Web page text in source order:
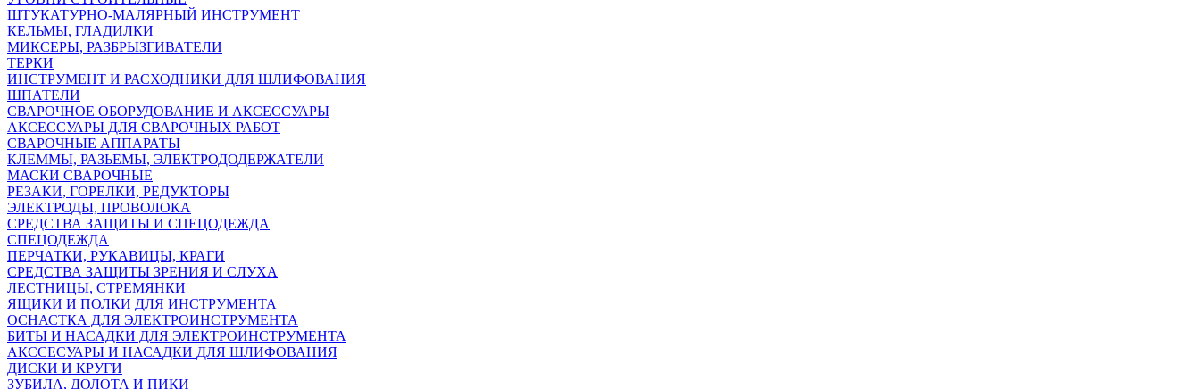
ШТУКАТУРНО-МАЛЯРНЫЙ ИНСТРУМЕНТ
КЕЛЬМЫ, ГЛАДИЛКИ
МИКСЕРЫ, РАЗБРЫЗГИВАТЕЛИ
ТЕРКИ
ИНСТРУМЕНТ И РАСХОДНИКИ ДЛЯ ШЛИФОВАНИЯ
ШПАТЕЛИ
СВАРОЧНОЕ ОБОРУДОВАНИЕ И АКСЕССУАРЫ
АКСЕССУАРЫ ДЛЯ СВАРОЧНЫХ РАБОТ
СВАРОЧНЫЕ АППАРАТЫ
КЛЕММЫ, РАЗЬЕМЫ, ЭЛЕКТРОДОДЕРЖАТЕЛИ
МАСКИ СВАРОЧНЫЕ
РЕЗАКИ, ГОРЕЛКИ, РЕДУКТОРЫ
ЭЛЕКТРОДЫ, ПРОВОЛОКА
СРЕДСТВА ЗАЩИТЫ И СПЕЦОДЕЖДА
СПЕЦОДЕЖДА
ПЕРЧАТКИ, РУКАВИЦЫ, КРАГИ
СРЕДСТВА ЗАЩИТЫ ЗРЕНИЯ И СЛУХА
ЛЕСТНИЦЫ, СТРЕМЯНКИ
ЯЩИКИ И ПОЛКИ ДЛЯ ИНСТРУМЕНТА
ОСНАСТКА ДЛЯ ЭЛЕКТРОИНСТРУМЕНТА
БИТЫ И НАСАДКИ ДЛЯ ЭЛЕКТРОИНСТРУМЕНТА
АКССЕСУАРЫ И НАСАДКИ ДЛЯ ШЛИФОВАНИЯ
ДИСКИ И КРУГИ
ЗУБИЛА, ДОЛОТА И ПИКИ